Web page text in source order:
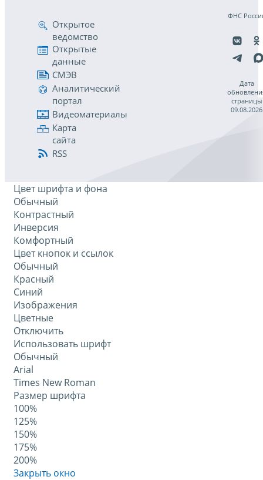
Открытое
ведомство
Открытые
данные
СМЭВ
Аналитический
портал
Видеоматериалы
Карта
сайта
RSS
ФНС
Дата
страницы
09.08.2026
Цвет шрифта и фона
Обычный
Контрастный
Инверсия
Комфортный
Цвет кнопок и ссылок
Обычный
Красный
Синий
Изображения
Цветные
Отключить
Использовать шрифт
Обычный
Arial
Times New Roman
Размер шрифта
100%
125%
150%
175%
200%
Закрыть окно